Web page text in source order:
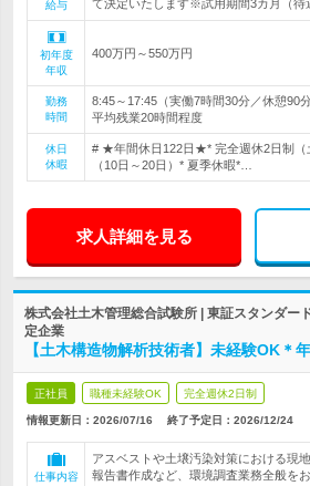
給与
て決定いたします※試用期間3カ月（待
初年度
年収
400万円～550万円
勤務
時間
8:45～17:45（実働7時間30分／休憩
平均残業20時間程度
休日
休暇
# ★年間休日122日★* 完全週休2日制（
（10日～20日）* 夏季休暇*…
求人詳細を見る
株式会社土木管理総合試験所 | 東証スタンダー
定企業
【土木構造物解析技術者】未経験OK＊
正社員 職種未経験OK 完全週休2日制
情報更新日：2026/07/16 終了予定日： 2026/12/24
仕事内容
アスベストや土壌汚染対策における現
報告書作成など、環境調査業務全般をお